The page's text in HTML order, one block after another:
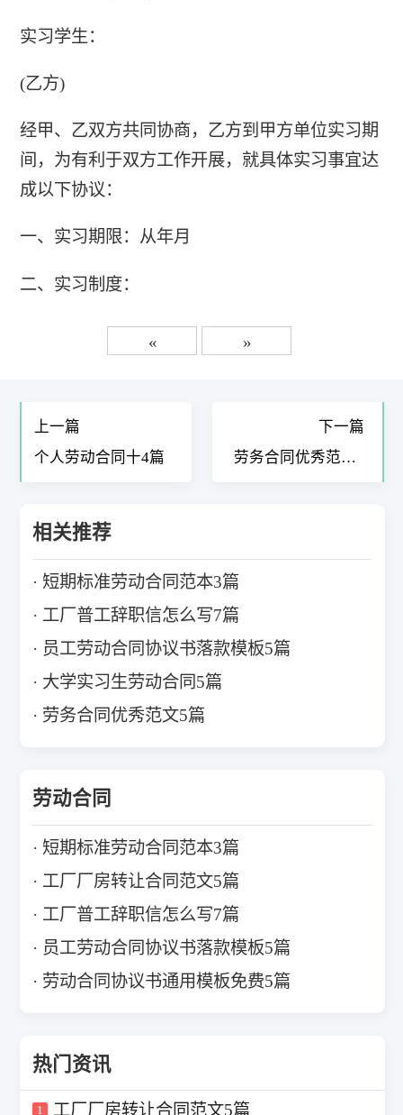
实习学生：
(乙方)
经甲、乙双方共同协商，乙方到甲方单位实习期
间，为有利于双方工作开展，就具体实习事宜达
成以下协议：
一、实习期限：从年月
二、实习制度：
« »
上一篇
个人劳动合同十4篇
下一篇
劳务合同优秀范文5
相关推荐
短期标准劳动合同范本3篇
工厂普工辞职信怎么写7篇
员工劳动合同协议书落款模板5篇
大学实习生劳动合同5篇
劳务合同优秀范文5篇
劳动合同
短期标准劳动合同范本3篇
工厂厂房转让合同范文5篇
工厂普工辞职信怎么写7篇
员工劳动合同协议书落款模板5篇
劳动合同协议书通用模板免费5篇
热门资讯
1 工厂厂房转让合同范文5篇